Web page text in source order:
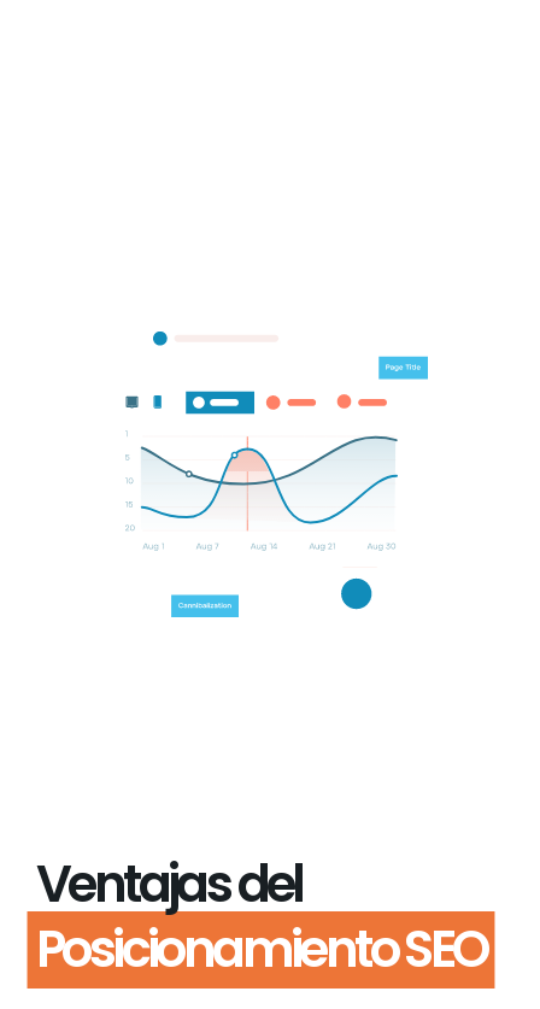
Ventajas del
Posicionamiento SEO